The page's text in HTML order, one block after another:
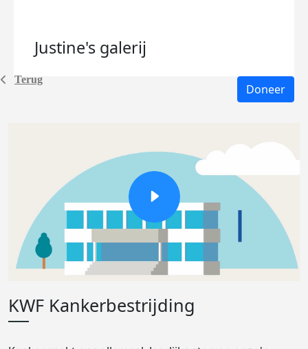
Terug
Justine's galerij
Doneer
KWF Kankerbestrijding